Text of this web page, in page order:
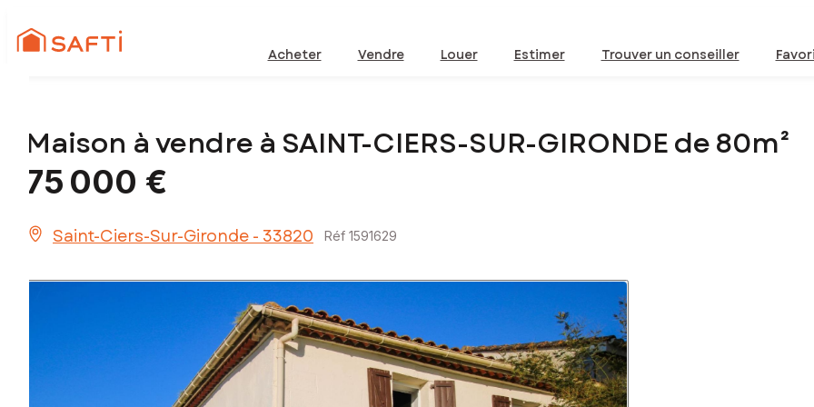
Acheter Vendre Louer Estimer Trouver un conseiller
Maison à vendre à SAINT-CIERS-SUR-GIRONDE de 80m²
75 000 €
Saint-Ciers-Sur-Gironde - 33820 Réf 1591629